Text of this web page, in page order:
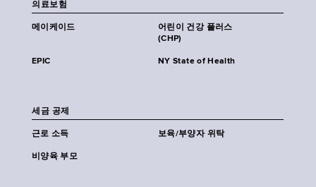
의료보험
메이케이드
어린이 건강 플러스
(CHP)
EPIC NY State of Health
세금 공제
근로 소득 보육/부양자 위탁
비양육 부모